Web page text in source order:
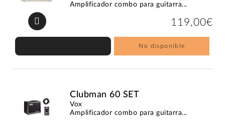
Amplificador combo para guitarra...
119,00€
No disponible
Clubman 60 SET
Vox
Amplificador combo para guitarra...